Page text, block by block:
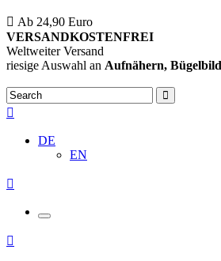
Ab 24,90 Euro
VERSANDKOSTENFREI
Weltweiter Versand
riesige Auswahl an Aufnähern,
DE
EN